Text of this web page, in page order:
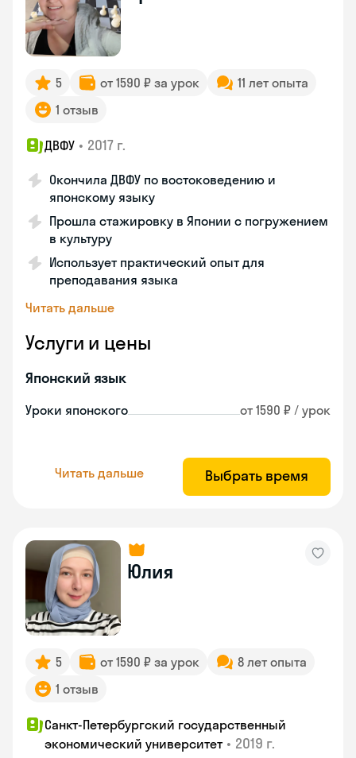
5 от 1590 ₽ за урок
11 лет опыта
1 отзыв
ДВФУ • 2017 г.
Окончила ДВФУ по востоковедению и
японскому языку
Прошла стажировку в Японии с погружением
в культуру
Использует практический опыт для
преподавания языка
Читать дальше
Услуги и цены
Японский язык
Уроки японского от 1590 ₽ / урок
Читать дальше Выбрать время
Юлия
5 от 1590 ₽ за урок
8 лет опыта
1 отзыв
Санкт-Петербургский государственный
экономический университет • 2019 г.